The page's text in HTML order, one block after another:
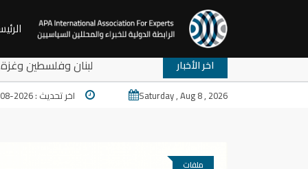
اخر الأخبار
نقاش: ترامب والمخارج المستعصية في المنطقة: لبنان وفلسطين
Saturday , Aug 8 , 2026 اخر تحديث : 2026-08-07 17:24
ملفات